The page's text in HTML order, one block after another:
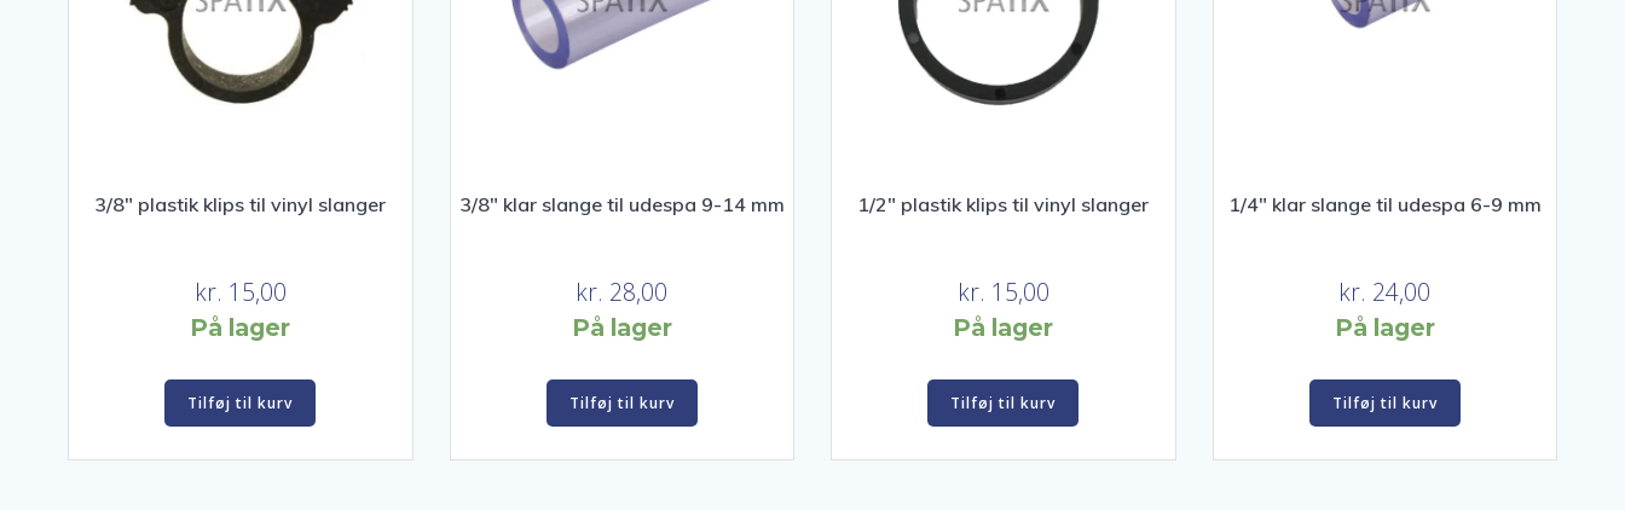
3/8″ plastik klips til vinyl slanger
kr. 15,00
På lager
Tilføj til kurv
3/8″ klar slange til udespa 9-14 mm
kr. 28,00
På lager
Tilføj til kurv
1/2″ plastik klips til vinyl slanger
kr. 15,00
På lager
Tilføj til kurv
1/4″ klar slange til udespa 6-9 mm
kr. 24,00
På lager
Tilføj til kurv